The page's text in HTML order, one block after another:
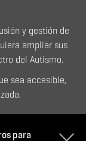
y gestión de
ampliar sus
del Autismo.
sea accesible,
para